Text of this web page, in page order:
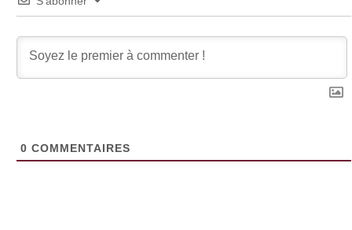
0 COMMENTAIRES